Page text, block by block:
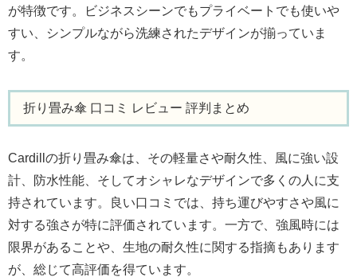
が特徴です。ビジネスシーンでもプライベートでも使いや
すい、シンプルながら洗練されたデザインが揃っていま
す。
折り畳み傘 口コミ レビュー 評判まとめ
Cardillの折り畳み傘は、その軽量さや耐久性、風に強い設
計、防水性能、そしてオシャレなデザインで多くの人に支
持されています。良い口コミでは、持ち運びやすさや風に
対する強さが特に評価されています。一方で、強風時には
限界があることや、生地の耐久性に関する指摘もあります
が、総じて高評価を得ています。